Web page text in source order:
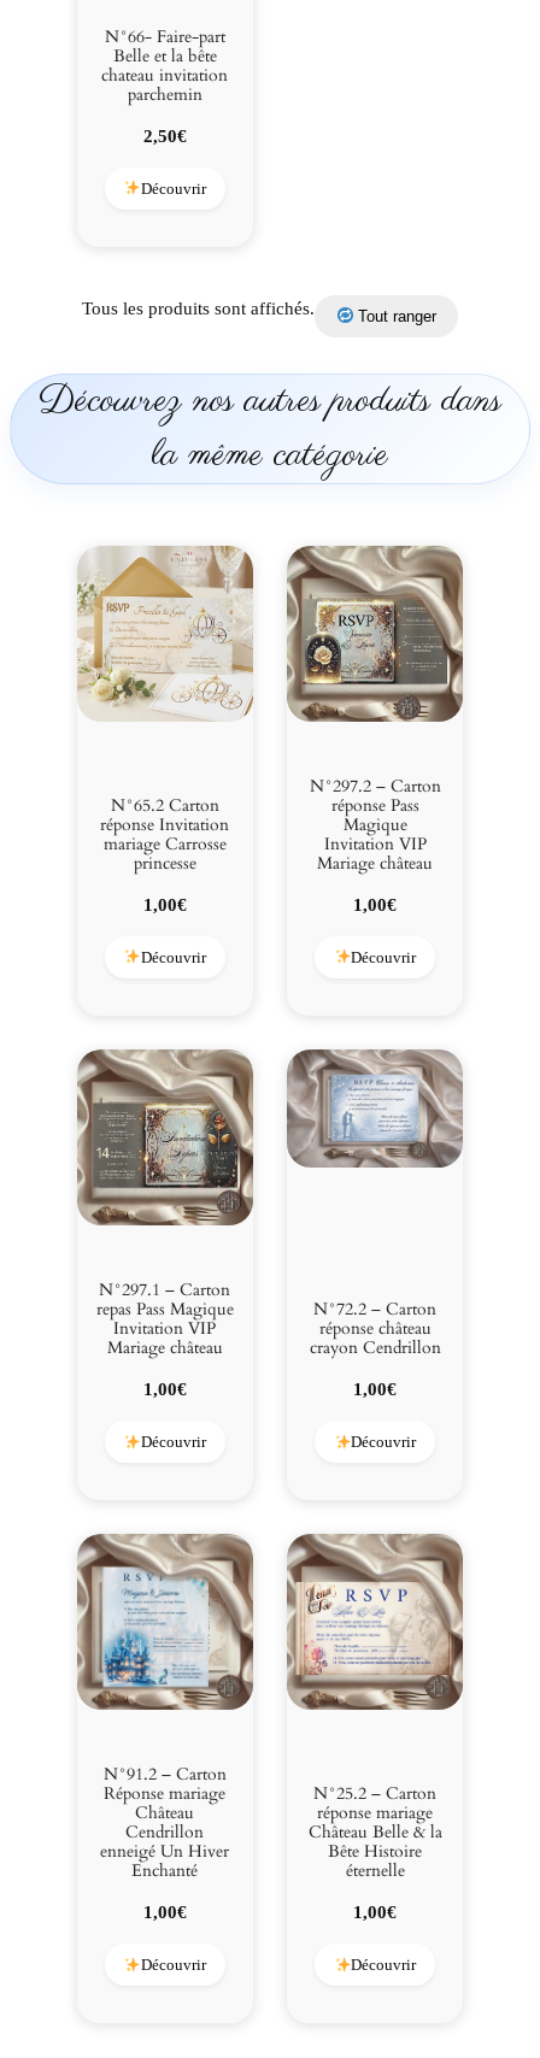
p
a
h
N°66- Faire-part
Belle et la bête
chateau invitation
parchemin
2,50€
Découvrir
Tous les produits sont affichés. Tout ranger
Découvrez nos autres produits dans
la même catégorie
N°65.2 Carton
réponse Invitation
mariage Carrosse
princesse
1,00€
Découvrir
N°297.2 – Carton
réponse Pass
Magique
Invitation VIP
Mariage château
1,00€
Découvrir
N°297.1 – Carton
repas Pass Magique
Invitation VIP
Mariage château
1,00€
Découvrir
N°72.2 – Carton
réponse château
crayon Cendrillon
1,00€
Découvrir
N°91.2 – Carton
Réponse mariage
Château
Cendrillon
enneigé Un Hiver
Enchanté
1,00€
Découvrir
N°25.2 – Carton
réponse mariage
Château Belle & la
Bête Histoire
éternelle
1,00€
Découvrir